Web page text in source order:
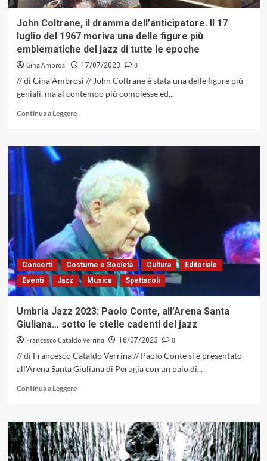
dal
ed
avanguardia
(Flying
Robert
2023)
John Coltrane, il dramma dell’anticipatore. Il 17
luglio del 1967 moriva una delle figure più
emblematiche del jazz di tutte le epoche
Gina Ambrosi 17/07/2023
0
// di Gina Ambrosi // John Coltrane è stata una delle figure più
geniali, ma al contempo più complesse ed...
Continua a LeggereLeggi
su
Coltrane,
il
dramma
dell’anticipatore.
Il
17
luglio
del
1967
moriva
una
delle
più
emblematiche
del
di
tutte
Concerti Costume e Società Cultura
Editoriale
Eventi
Jazz Musica Spettacoli
Umbria Jazz 2023: Paolo Conte, all’Arena Santa
Giuliana… sotto le stelle cadenti del jazz
Francesco Cataldo Verrina 16/07/2023
0
// di Francesco Cataldo Verrina // Paolo Conte si è presentato
all'Arena Santa Giuliana di Perugia con un paio di...
Continua a LeggereLeggi
su
Umbria
Jazz
2023: